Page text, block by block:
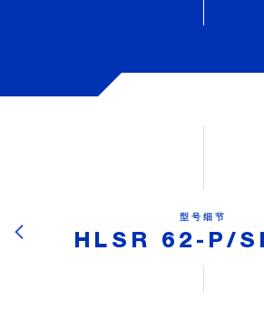
型号细节
HLSR 62-P/